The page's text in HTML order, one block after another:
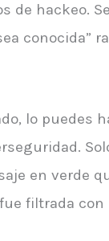
hackeo.
conocida”
lo puedes
en verde
filtrada